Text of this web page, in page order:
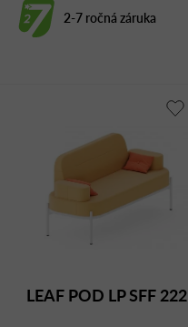
2-7 ročná záruka
LEAF POD LP SFF 222